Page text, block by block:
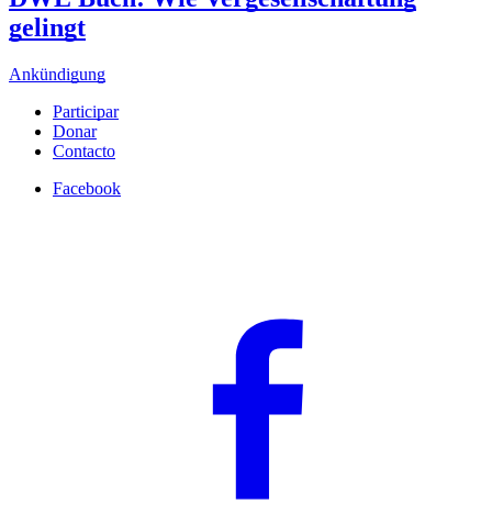
gelingt
Ankündigung
Participar
Donar
Contacto
Facebook